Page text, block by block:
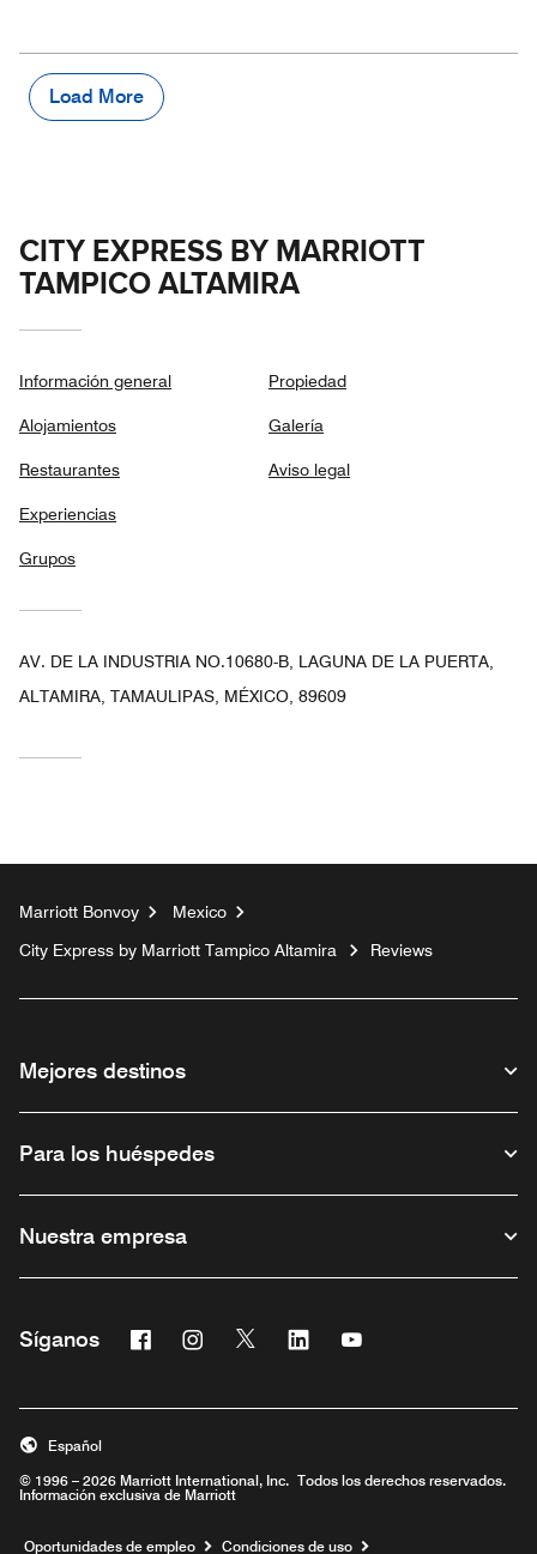
5
Money,
5
out
Load More
CITY EXPRESS BY MARRIOTT
TAMPICO ALTAMIRA
Información general
Alojamientos
Restaurantes
Experiencias
Grupos
Propiedad
Galería
Aviso legal
AV. DE LA INDUSTRIA NO.10680-B, LAGUNA DE LA PUERTA,
ALTAMIRA, TAMAULIPAS, MÉXICO, 89609
Marriott Bonvoy
Mexico
City Express by Marriott Tampico Altamira
Reviews
Mejores destinos
Para los huéspedes
Nuestra empresa
Síganos Facebook
Abre una ventana nueva
Instagram
Abre una ventana nueva
Twitter
Abre una ventana nueva
Linkedin
Abre una ventana nueva
Abre una ventana
© 1996 – 2026 Marriott International, Inc. Todos los derechos reservados.
Información exclusiva de Marriott
Español
Oportunidades de empleo Abre una ventana nueva
Condiciones de uso